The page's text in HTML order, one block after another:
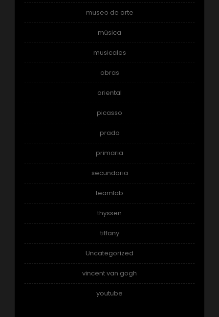
museo de arte
música
musicales
obras
oriental
picasso
prado
primaria
secundaria
teamlab
thyssen
tiffany
Uncategorized
vincent van gogh
youtube